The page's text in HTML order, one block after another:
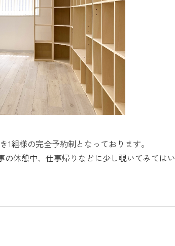
1組様の完全予約制となっております。
の休憩中、仕事帰りなどに少し覗いてみては